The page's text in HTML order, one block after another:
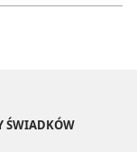
ŚWIADKÓW